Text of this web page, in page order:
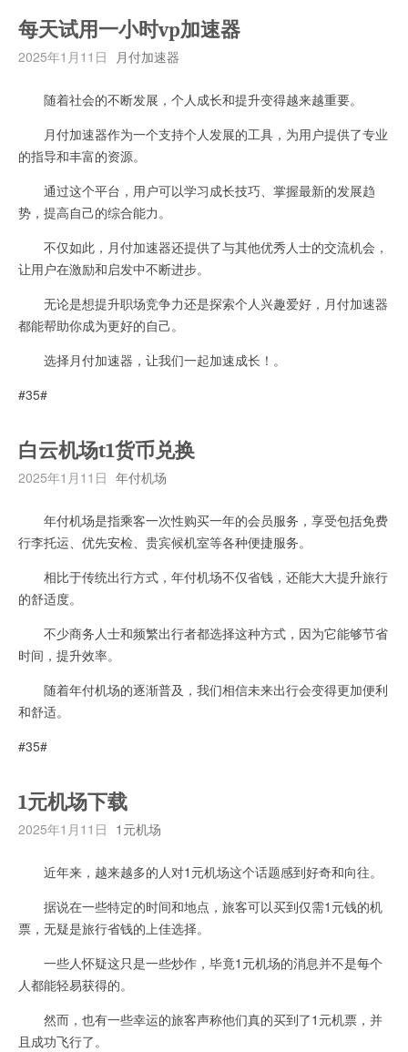
每天试用一小时vp加速器
2025年1月11日 月付加速器
随着社会的不断发展，个人成长和提升变得越来越重要。
月付加速器作为一个支持个人发展的工具，为用户提供了专业
的指导和丰富的资源。
通过这个平台，用户可以学习成长技巧、掌握最新的发展趋
势，提高自己的综合能力。
不仅如此，月付加速器还提供了与其他优秀人士的交流机会，
让用户在激励和启发中不断进步。
无论是想提升职场竞争力还是探索个人兴趣爱好，月付加速器
都能帮助你成为更好的自己。
选择月付加速器，让我们一起加速成长！。
#35#
白云机场t1货币兑换
2025年1月11日 年付机场
年付机场是指乘客一次性购买一年的会员服务，享受包括免费
行李托运、优先安检、贵宾候机室等各种便捷服务。
相比于传统出行方式，年付机场不仅省钱，还能大大提升旅行
的舒适度。
不少商务人士和频繁出行者都选择这种方式，因为它能够节省
时间，提升效率。
随着年付机场的逐渐普及，我们相信未来出行会变得更加便利
和舒适。
#35#
1元机场下载
2025年1月11日 1元机场
近年来，越来越多的人对1元机场这个话题感到好奇和向往。
据说在一些特定的时间和地点，旅客可以买到仅需1元钱的机
票，无疑是旅行省钱的上佳选择。
一些人怀疑这只是一些炒作，毕竟1元机场的消息并不是每个
人都能轻易获得的。
然而，也有一些幸运的旅客声称他们真的买到了1元机票，并
且成功飞行了。